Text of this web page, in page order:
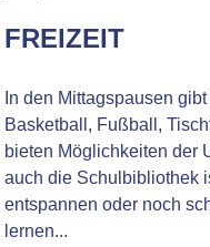
FREIZEIT
In den Mittagspausen
Basketball, Fußball,
bieten Möglichkeiten der
auch die Schulbibliothek
entspannen oder noch
lernen...